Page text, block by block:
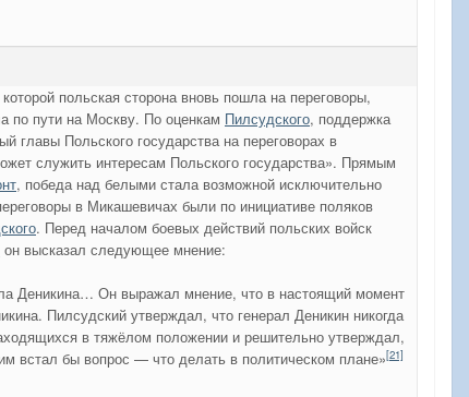
польская сторона вновь пошла на переговоры,
по пути на Москву. По оценкам Пилсудского, поддержка
главы Польского государства на переговорах в
служить интересам Польского государства». Прямым
, победа над белыми стала возможной исключительно
в Микашевичах были по инициативе поляков
. Перед началом боевых действий польских войск
он высказал следующее мнение:
Деникина… Он выражал мнение, что в настоящий момент
Пилсудский утверждал, что генерал Деникин никогда
в тяжёлом положении и решительно утверждал,
встал бы вопрос — что делать в политическом плане»[21]